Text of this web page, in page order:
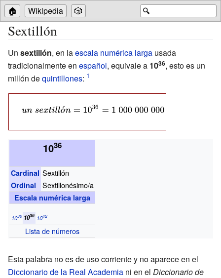
🔍
🏠 Wikipedia 🎲
Sextillón
Un sextillón, en laescala numérica larga usada
tradicionalmente en español, equivale a 1036, esto es un
millón dequintillones:
{\displaystyle un\;sextill{\acute
1036
Cardinal Sextillón
Ordinal Sextillonésimo/a
Escala numérica larga
1030 1036 1042
Lista de números
Esta palabra no es de uso corriente y no aparece en el
Diccionario de la Real Academia ni en el Diccionario de